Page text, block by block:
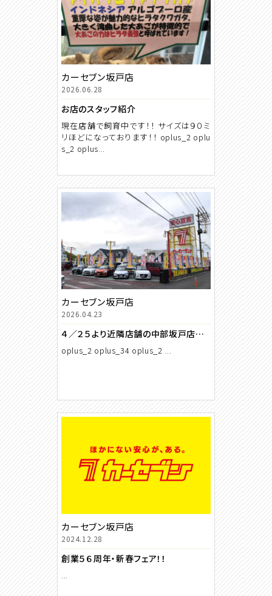
カーセブン坂戸店
2026.06.28
お店のスタッフ紹介
現在店舗で飼育中です！！ サイズは９０ミ
リほどになっております！！ oplus_2 oplu
s_2 oplus...
カーセブン坂戸店
2026.04.23
４／２５より近隣店舗の中部坂戸店と統合営業になります
oplus_2 oplus_34 oplus_2 ...
カーセブン坂戸店
2024.12.28
創業５６周年・新春フェア！！
...